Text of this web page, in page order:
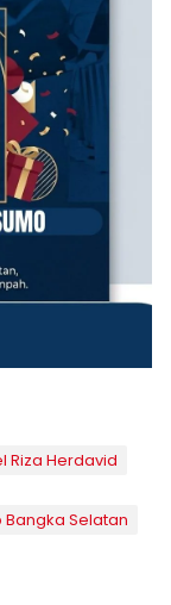
Riza Herdavid
Bangka Selatan